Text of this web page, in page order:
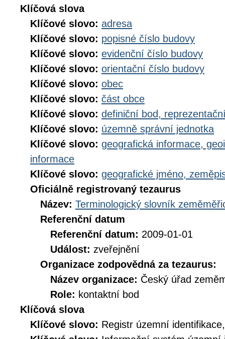
Klíčová slova
Klíčové slovo: adresa
Klíčové slovo: popisné číslo budovy
Klíčové slovo: evidenční číslo budovy
Klíčové slovo: orientační číslo budovy
Klíčové slovo: obec
Klíčové slovo: část obce
Klíčové slovo: definiční bod,
Klíčové slovo: územně správní jednotka
Klíčové slovo: geografická informace,
informace
Klíčové slovo: geografické jméno,
Oficiálně registrovaný tezaurus
Název: Terminologický slovník
Referenční datum
Referenční datum: 2009-01-01
Událost: zveřejnění
Organizace zodpovědná za tezaurus:
Název organizace: Český úřad
Role: kontaktní bod
Klíčová slova
Klíčové slovo: Registr územní